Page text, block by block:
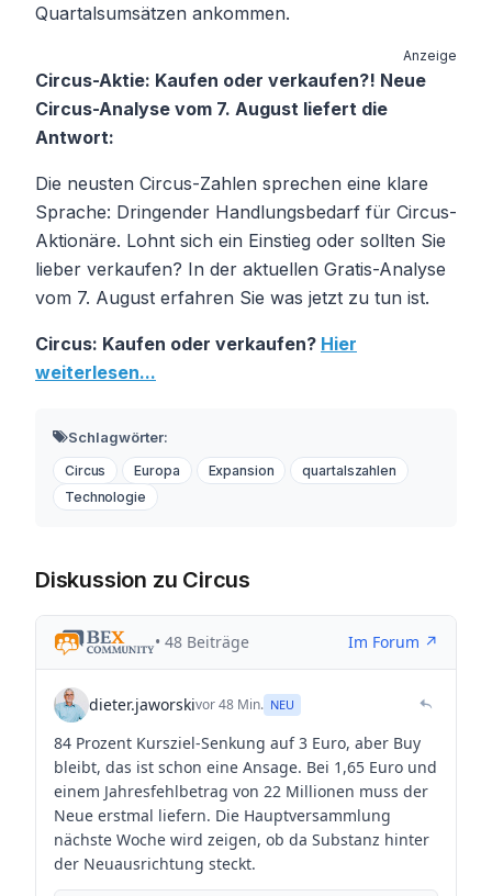
Quartalsumsätzen ankommen.
Anzeige
Circus-Aktie: Kaufen oder verkaufen?! Neue
Circus-Analyse vom 7. August liefert die
Antwort:
Die neusten Circus-Zahlen sprechen eine klare
Sprache: Dringender Handlungsbedarf für Circus-
Aktionäre. Lohnt sich ein Einstieg oder sollten Sie
lieber verkaufen? In der aktuellen Gratis-Analyse
vom 7. August erfahren Sie was jetzt zu tun ist.
Circus: Kaufen oder verkaufen? Hier
weiterlesen...
Schlagwörter:
Circus Europa Expansion
quartalszahlen
Technologie
Diskussion zu Circus